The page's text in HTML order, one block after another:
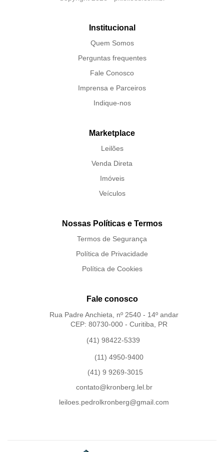
Institucional
Quem Somos
Perguntas frequentes
Fale Conosco
Imprensa e Parceiros
Indique-nos
Marketplace
Leilões
Venda Direta
Imóveis
Veículos
Nossas Políticas e Termos
Termos de Segurança
Política de Privacidade
Política de Cookies
Fale conosco
Rua Padre Anchieta, nº 2540 - 14º andar
CEP: 80730-000 - Curitiba, PR
(41) 98422-5339
(11) 4950-9400
(41) 9 9269-3015
contato@kronberg.lel.br
leiloes.pedrolkronberg@gmail.com